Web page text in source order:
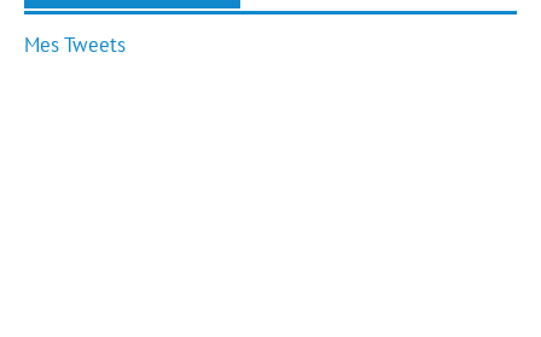
Mes Tweets